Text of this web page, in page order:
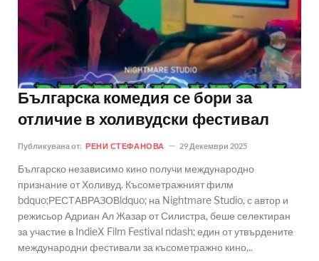
Българска комедия се бори за
отличие в холивудски фестивал
Публикувана от: РЕНИ СТЕФАНОВА 29 Декември 2025
Българско независимо кино получи международно
признание от Холивуд. Късометражният филм
bdquo;РЕСТАВРАЗОВldquo; на Nightmare Studio, с автор и
режисьор Адриан Ал Жазар от Силистра, беше селектиран
за участие в IndieX Film Festival ndash; един от утвърдените
международни фестивали за късометражно кино,..